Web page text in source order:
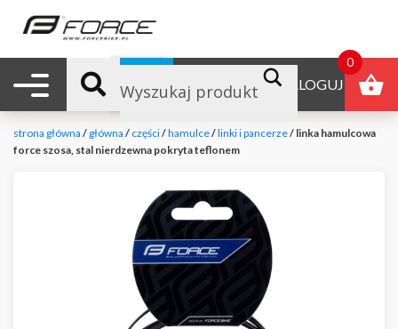
Nawigacja mobilna ZALOGUJ
B2B
strona główna / główna / części/hamulce/linki i pancerze/ linka hamulcowa
force szosa, stal nierdzewna pokryta teflonem
0